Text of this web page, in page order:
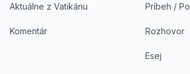
Aktuálne z Vatikánu
Komentár
Príbeh /
Rozhovor
Esej